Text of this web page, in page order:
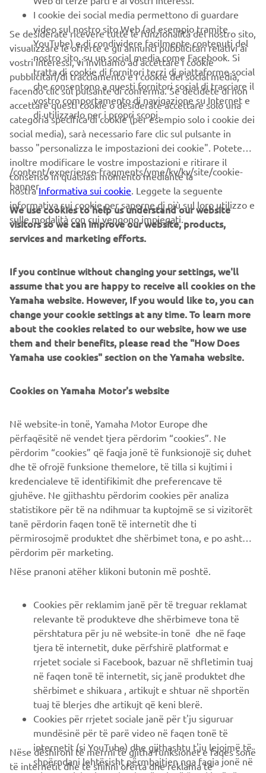
video sul nostro sito Web (ad esempio tramite
YouTube) e di condividere facilmente contenuti del
nostro sito, su un social media come Facebook. Si
tratta di cookie di fornitori terzi di piattaforme social
che consentono a questi fornitori social di tracciare il
vostro comportamento di navigazione su Internet e
di utilizzarlo per i propri scopi.
Se desiderate ricevere tutte le funzionalità del nostro sito,
visualizzare le offerte e gli annunci pubblicitari relativi ai
vostri interessi, vi invitiamo ad accettare i cookie
pubblicitari/di tracciamento e i cookie dei social media,
facendo clic sul pulsante di conferma. Se decidete di non
accettare questi cookie o desiderate accettare solo una
categoria specifica di cookie (per esempio solo i cookie dei
social media), sarà necessario fare clic sul pulsante in
basso "personalizza le impostazioni dei cookie". Potete
inoltre modificare le vostre impostazioni e ritirare il
consenso in qualsiasi momento mediante la
nostraInformativa sui cookie. Leggete la seguente
informativa sui cookie per saperne di più sul loro utilizzo e
sulle modalità con cui vengono impiegati.
/content/experience-fragments/yme/kv/kv/site/cookie-
banner
We use cookies to help us understand our website
visitors so we can improve our website, products,
services and marketing efforts.
Yamaha website. However, If you would like to, you can
change your cookie settings at any time. To learn more
about the cookies related to our website, how we use
them and their benefits, please read the "How Does
Yamaha use cookies" section on the Yamaha website.
përdorim “cookies” që faqja jonë të funksionojë siç duhet
dhe të ofrojë funksione themelore, të tilla si kujtimi i
kredencialeve të identifikimit dhe preferencave të
gjuhëve. Ne gjithashtu përdorim cookies për analiza
statistikore për të na ndihmuar ta kuptojmë se si vizitorët
tanë përdorin faqen tonë të internetit dhe ti
përmirosojmë produktet dhe shërbimet tona, e po ashtu ti
përdorim për marketing.
Nëse pranoni atëher klikoni butonin më poshtë.
përshtatura për ju në website-in tonë dhe në faqe
tjera të internetit, duke përfshirë platformat e
rrjetet sociale si Facebook, bazuar në shfletimin tuaj
në faqen tonë të internetit, siç janë produktet dhe
shërbimet e shikuara , artikujt e shtuar në shportën
tuaj të blerjes dhe artikujt që keni blerë.
Cookies për rrjetet sociale janë për t'ju siguruar
mundësinë për të parë video në faqen tonë të
internetit (si YouTube) dhe gjithashtu t'ju lejojmë të
shpërndani lehtësisht përmbajtjen nga faqja jonë në
rrjete sociale si Facebook. Këto janë “cookies” të
ofruesve të rrjeteve sociale të palës së tretë dhe u
Nëse dëshironi të merrni të gjitha funksionet e faqes sonë
të internetit dhe të shihni oferta dhe reklama të
përshtatura për interesat tuaja, ju lutemi pranoni